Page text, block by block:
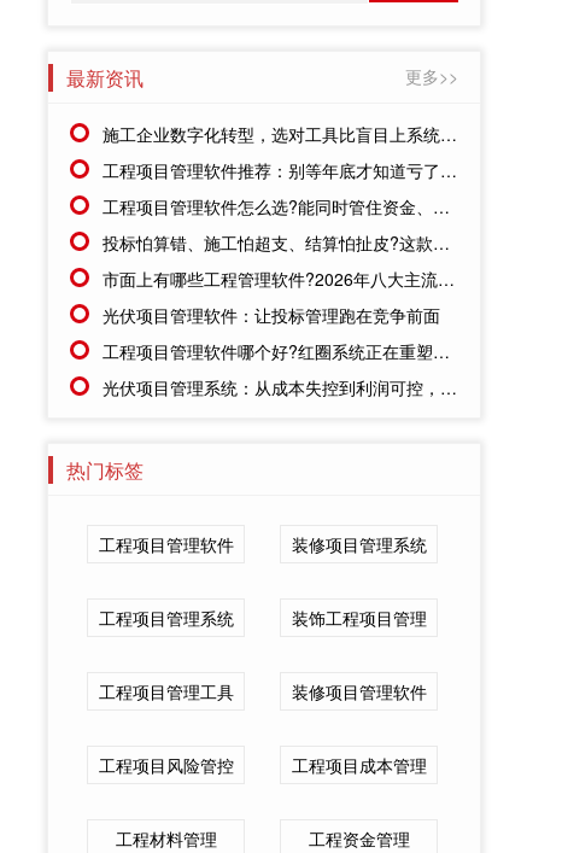
最新资讯 更多>>
施工企业数字化转型，选对工具比盲目上系统更重要
工程项目管理软件推荐：别等年底才知道亏了!这套系统让每一分钱都有迹可循
工程项目管理软件怎么选?能同时管住资金、成本、进度的才靠谱
投标怕算错、施工怕超支、结算怕扯皮?这款施工成本管理系统一招全解决
市面上有哪些工程管理软件?2026年八大主流工具深度盘点
光伏项目管理软件：让投标管理跑在竞争前面
工程项目管理软件哪个好?红圈系统正在重塑工程企业的"数字大脑"
光伏项目管理系统：从成本失控到利润可控，老板只需做对一步
热门标签
工程项目管理软件 装修项目管理系统
工程项目管理系统 装饰工程项目管理
工程项目管理工具 装修项目管理软件
工程项目风险管控 工程项目成本管理
工程材料管理 工程资金管理